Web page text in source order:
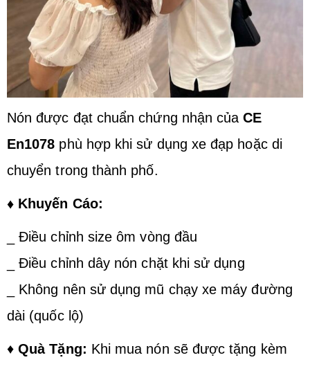
Nón được đạt chuẩn chứng nhận củaCE
En1078 phù hợp khi sử dụng xe đạp hoặc di
chuyển trong thành phố.
♦ Khuyến Cáo:
_ Điều chỉnh size ôm vòng đầu
_ Điều chỉnh dây nón chặt khi sử dụng
_ Không nên sử dụng mũ chạy xe máy đường
dài (quốc lộ)
♦Quà Tặng: Khi mua nón sẽ được tặng kèm